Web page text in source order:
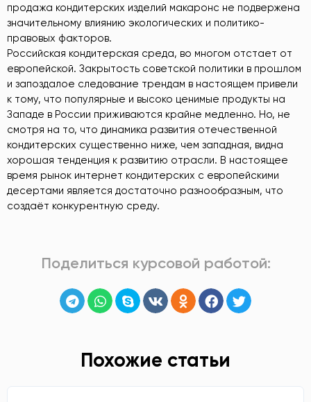
продажа кондитерских изделий макаронс не подвержена
значительному влиянию экологических и политико-
правовых факторов.
Российская кондитерская среда, во многом отстает от
европейской. Закрытость советской политики в прошлом
и запоздалое следование трендам в настоящем привели
к тому, что популярные и высоко ценимые продукты на
Западе в России приживаются крайне медленно. Но, не
смотря на то, что динамика развития отечественной
кондитерских существенно ниже, чем западная, видна
хорошая тенденция к развитию отрасли. В настоящее
время рынок интернет кондитерских с европейскими
десертами является достаточно разнообразным, что
создаёт конкурентную среду.
Поделиться курсовой работой:
Похожие статьи